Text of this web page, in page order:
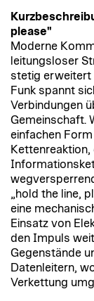
please"
Moderne
leitungsloser
stetig erweitert
Funk spannt
Verbindungen
Gemeinschaft.
einfachen
„hold the line,
eine
Einsatz von
den Impuls
Gegenstände
Datenleitern,
Verkettung